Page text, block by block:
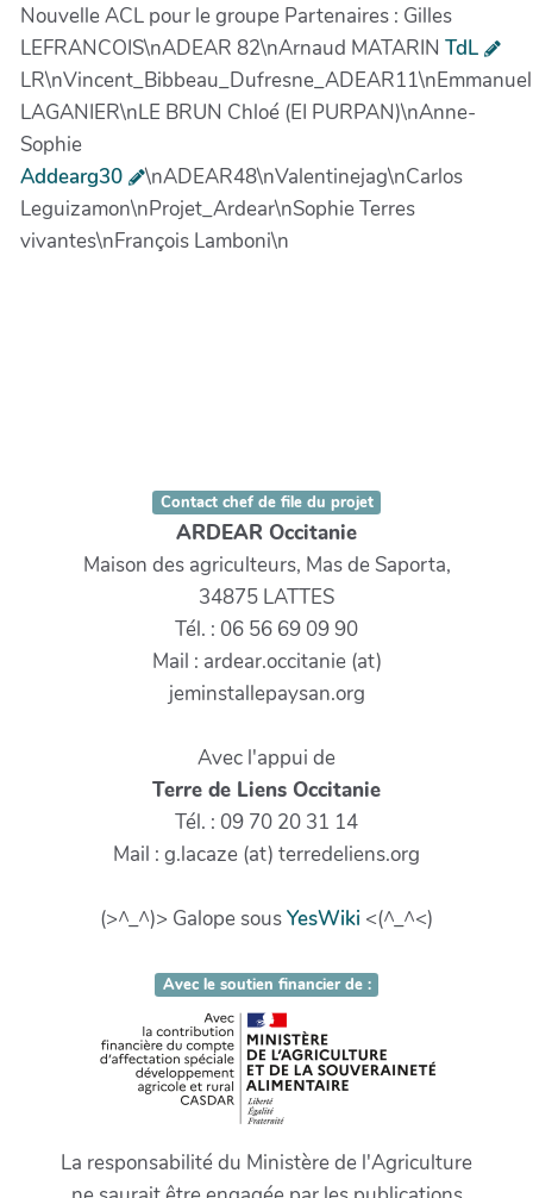
Nouvelle ACL pour le groupe Partenaires : Gilles
LEFRANCOIS\nADEAR 82\nArnaud MATARIN TdL
LAGANIER\nLE BRUN Chloé (EI PURPAN)\nAnne-
Sophie
Addearg30
\nADEAR48\nValentinejag\nCarlos
Leguizamon\nProjet_Ardear\nSophie Terres
vivantes\nFrançois Lamboni\n
Contact chef de file du projet
ARDEAR Occitanie
Maison des agriculteurs, Mas de Saporta,
34875 LATTES
Tél. : 06 56 69 09 90
Mail : ardear.occitanie (at)
jeminstallepaysan.org
Avec l'appui de
Terre de Liens Occitanie
Tél. : 09 70 20 31 14
Mail : g.lacaze (at) terredeliens.org
(>^_^)> Galope sousYesWiki <(^_^<)
Avec le soutien financier de :
La responsabilité du Ministère de l'Agriculture